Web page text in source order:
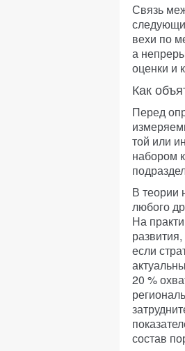
Связь
вехи по
а
оценки и
Как
Перед
той или
набором
В теории
любого
На
если
20 %
состав